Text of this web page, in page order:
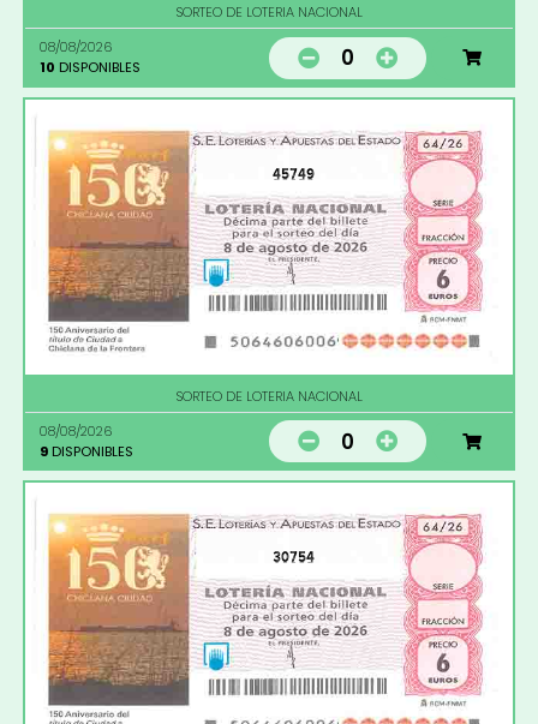
SORTEO DE LOTERIA NACIONAL
08/08/2026
10 DISPONIBLES 0
45749
SORTEO DE LOTERIA NACIONAL
08/08/2026
9 DISPONIBLES 0
30754